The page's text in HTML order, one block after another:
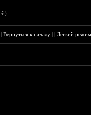
|Вернуться к началу ||Лёгкий